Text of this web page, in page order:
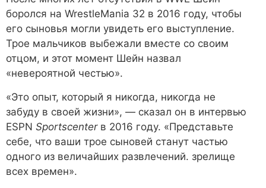
боролся на WrestleMania 32 в 2016 году, чтобы
его сыновья могли увидеть его выступление.
Трое мальчиков выбежали вместе со своим
отцом, и этот момент Шейн назвал
«невероятной честью».
«Это опыт, который я никогда, никогда не
забуду в своей жизни», — сказал он в интервью
ESPN Sportscenter в 2016 году. «Представьте
себе, что ваши трое сыновей станут частью
одного из величайших развлечений. зрелище
всех времен».